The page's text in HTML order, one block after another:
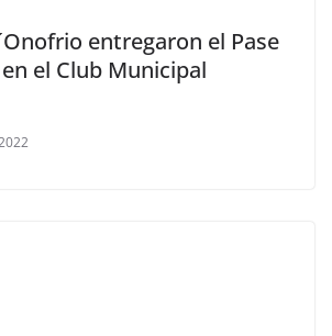
entregaron el Pase
el Club Municipal